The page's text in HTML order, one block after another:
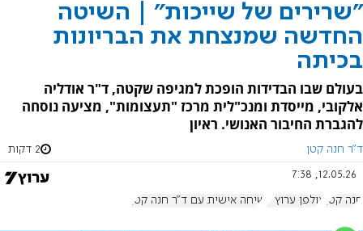
"שרירים של שייכות" | השיטה
החדשה שמנצחת את הבריונות
בכיתה
בעולם שבו הבדידות הופכת למגיפה שקטה, ד"ר אודליה
אלקובי, מייסדת ומנכ"לית מרכז "תעצומות", מציעה נוסחה
להגברת החיבור האנושי. ראיון
ד"ר חנה קטן 2 דקות
12.05.26, 7:38
חנה קטן אולפן ערוץ 7 שיחה אישית עם ד"ר חנה קטן